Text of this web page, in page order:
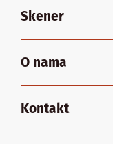
Skener
O nama
Kontakt